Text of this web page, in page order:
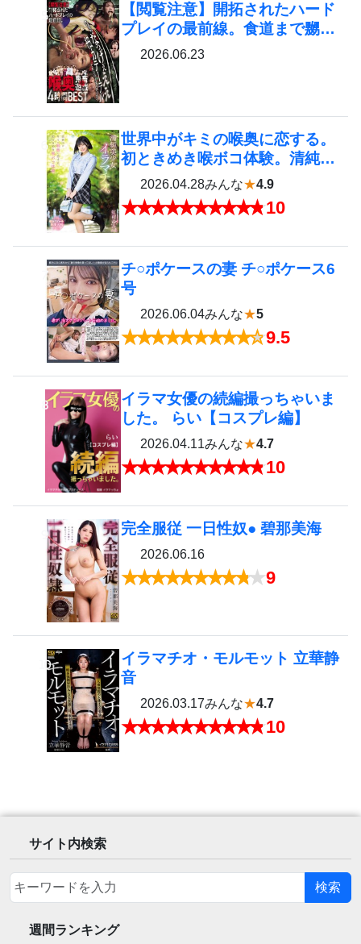
5
【閲覧注意】開拓されたハード
プレイの最前線。食道まで嬲る
なっげぇええ細カテーテルで意
2026.06.23
6
世界中がキミの喉奥に恋する。
初ときめき喉ボコ体験。清純美
少女イラマチオ。 虹村ゆみ
2026.04.28みんな★4.9
10
7
チ○ポケースの妻 チ○ポケース6
号
2026.06.04みんな★5
9.5
8
イラマ女優の続編撮っちゃいま
した。 らい【コスプレ編】
2026.04.11みんな★4.7
10
9 完全服従 一日性奴● 碧那美海
2026.06.16
9
10
イラマチオ・モルモット 立華静
音
2026.03.17みんな★4.7
10
サイト内検索
検索
週間ランキング